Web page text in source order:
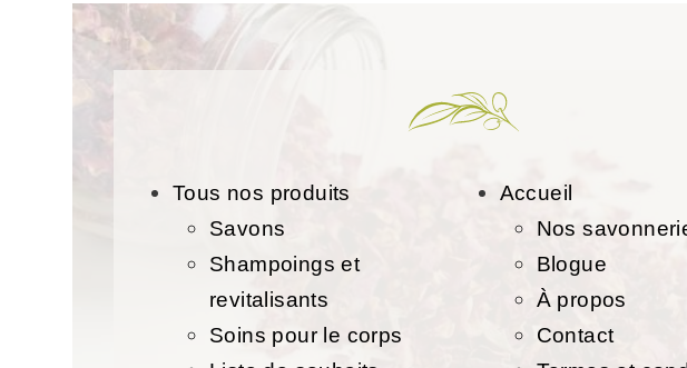
Tous nos produits
Savons
Shampoings et
revitalisants
Soins pour le corps
Accueil
Nos
Blogue
À propos
Contact